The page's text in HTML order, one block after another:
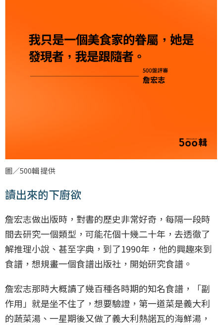
圖／500輯 提供
讀出來的下廚欲
詹宏志做出版時，對書的歷史非常好奇，每隔一段時
間去研究一個類型，可能花個十幾二十年，去透徹了
解推理小說、甚至字典，到了1990年，他的興趣來到
食譜，想規畫一個食譜出版社，開始研究食譜。
詹宏志那時大概讀了幾百種各時期的知名食譜，「副
作用」就是坐不住了，想要驗證，第一道菜是義大利
的蔬菜湯、一星期後又做了義大利熱諾瓦的海鮮湯，